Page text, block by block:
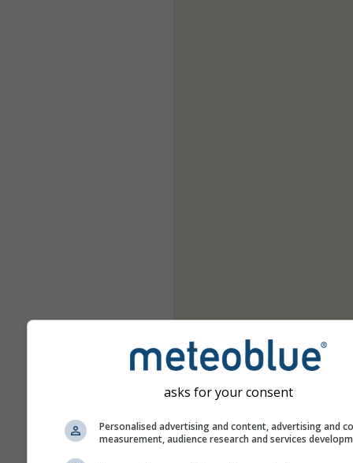
asks for your consent
Personalised advertising and content, advertising and
measurement, audience research and services